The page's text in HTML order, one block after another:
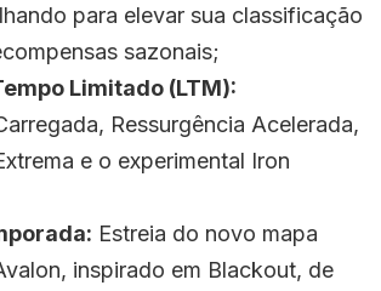
para elevar sua classificação
sazonais;
Limitado (LTM):
Ressurgência Acelerada,
e o experimental Iron
Estreia do novo mapa
inspirado em Blackout, de